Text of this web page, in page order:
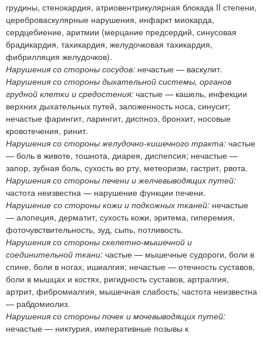
грудины, стенокардия, атриовентрикулярная блокада II степени,
цереброваскулярные нарушения, инфаркт миокарда,
сердцебиение, аритмии (мерцание предсердий, синусовая
брадикардия, тахикардия, желудочковая тахикардия,
фибрилляция желудочков).
Нарушения со стороны сосудов: нечастые — васкулит.
Нарушения со стороны дыхательной системы, органов
грудной клетки и средостения: частые — кашель, инфекции
верхних дыхательных путей, заложенность носа, синусит;
нечастые фарингит, ларингит, диспноэ, бронхит, носовые
кровотечения, ринит.
Нарушения со стороны желудочно-кишечного тракта: частые
— боль в животе, тошнота, диарея, диспепсия; нечастые —
запор, зубная боль, сухость во рту, метеоризм, гастрит, рвота.
Нарушения со стороны печени и желчевыводящих путей:
частота неизвестна — нарушение функции печени.
Нарушение со стороны кожи и подкожных тканей: нечастые
— алопеция, дерматит, сухость кожи, эритема, гиперемия,
фоточувствительность, зуд, сыпь, потливость.
Нарушения со стороны скелетно-мышечной и
соединительной ткани: частые — мышечные судороги, боли в
спине, боли в ногах, ишиалгия; нечастые — отечность суставов,
боли в мышцах и костях, ригидность суставов, артралгия,
артрит, фибромиалгия, мышечная слабость; частота неизвестна
— рабдомиолиз.
Нарушения со стороны почек и мочевыводящих путей:
нечастые — никтурия, императивные позывы к